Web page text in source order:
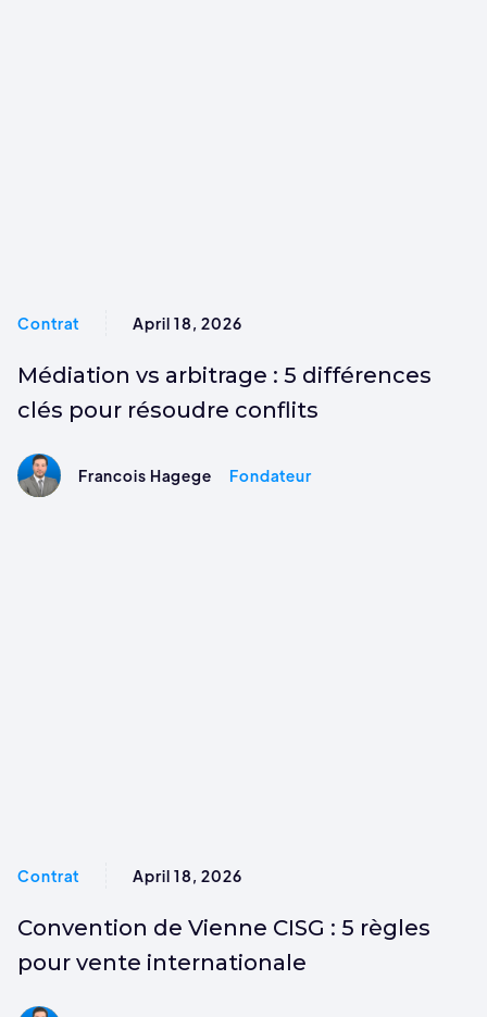
Contrat April 18, 2026
Médiation vs arbitrage : 5 différences
clés pour résoudre conflits
Francois Hagege Fondateur
Contrat April 18, 2026
Convention de Vienne CISG : 5 règles
pour vente internationale